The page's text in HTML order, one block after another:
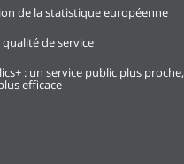
de la statistique européenne
de service
: un service public plus proche,
efficace